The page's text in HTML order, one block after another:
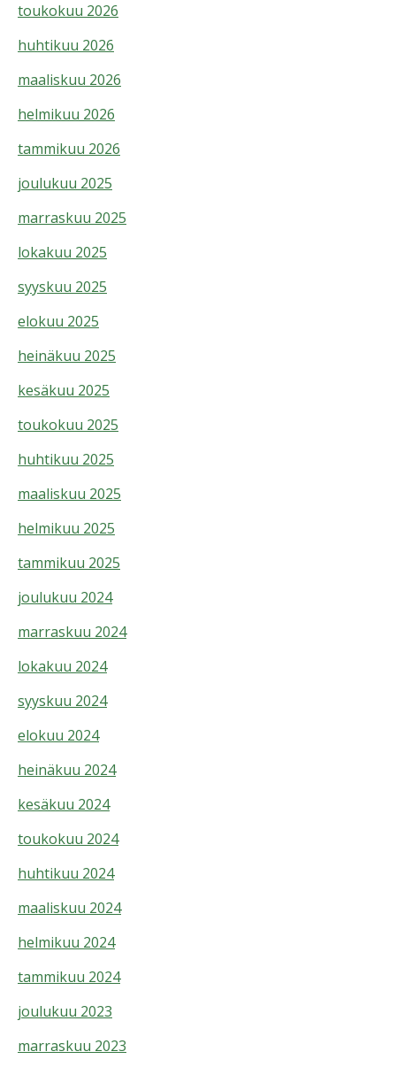
toukokuu 2026
huhtikuu 2026
maaliskuu 2026
helmikuu 2026
tammikuu 2026
joulukuu 2025
marraskuu 2025
lokakuu 2025
syyskuu 2025
elokuu 2025
heinäkuu 2025
kesäkuu 2025
toukokuu 2025
huhtikuu 2025
maaliskuu 2025
helmikuu 2025
tammikuu 2025
joulukuu 2024
marraskuu 2024
lokakuu 2024
syyskuu 2024
elokuu 2024
heinäkuu 2024
kesäkuu 2024
toukokuu 2024
huhtikuu 2024
maaliskuu 2024
helmikuu 2024
tammikuu 2024
joulukuu 2023
marraskuu 2023